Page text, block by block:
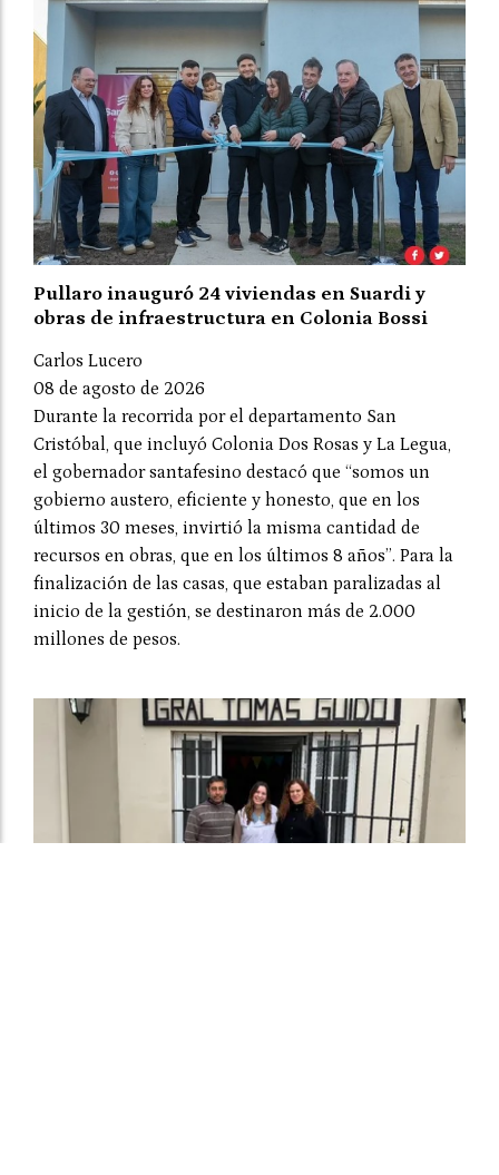
Pullaro inauguró 24 viviendas en Suardi y
obras de infraestructura en Colonia Bossi
Carlos Lucero
08 de agosto de 2026
Durante la recorrida por el departamento San
Cristóbal, que incluyó Colonia Dos Rosas y La Legua,
el gobernador santafesino destacó que “somos un
gobierno austero, eficiente y honesto, que en los
últimos 30 meses, invirtió la misma cantidad de
recursos en obras, que en los últimos 8 años”. Para la
finalización de las casas, que estaban paralizadas al
inicio de la gestión, se destinaron más de 2.000
millones de pesos.